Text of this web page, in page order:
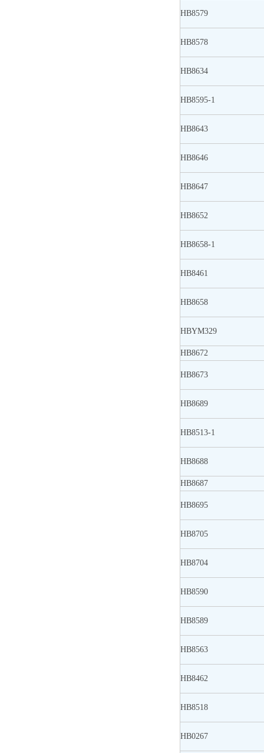
HB8579
HB8578
HB8634
HB8595-1
HB8643
HB8646
HB8647
HB8652
HB8658-1
HB8461
HB8658
HBYM329
HB8672
HB8673
HB8689
HB8513-1
HB8688
HB8687
HB8695
HB8705
HB8704
HB8590
HB8589
HB8563
HB8462
HB8518
HB0267